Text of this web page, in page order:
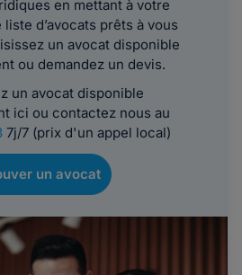
en mettant à votre
d’avocats prêts à vous
un avocat disponible
ou demandez un devis.
un avocat disponible
ici ou contactez nous au
7j/7 (prix d'un appel local)
un avocat